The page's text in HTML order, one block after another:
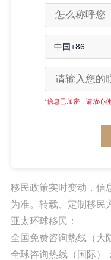
中国+86
*信息已加密，请放心
移民政策实时变动，信
为准。转载、定制移民
亚太环球移民：
全国免费咨询热线（大
全球咨询热线（国际）：